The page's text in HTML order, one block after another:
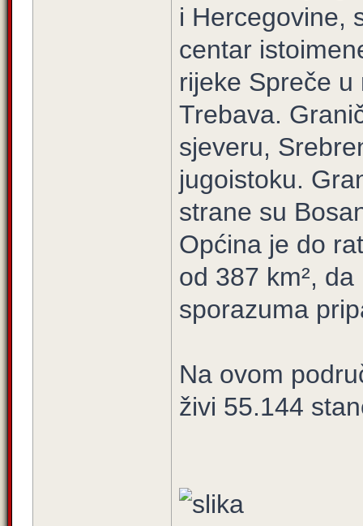
i Hercegovine,
centar
rijeke Spreče
Trebava.
sjeveru,
jugoistoku.
strane su
Općina je do
od 387 km²,
sporazuma
Na ovom
živi 55.144